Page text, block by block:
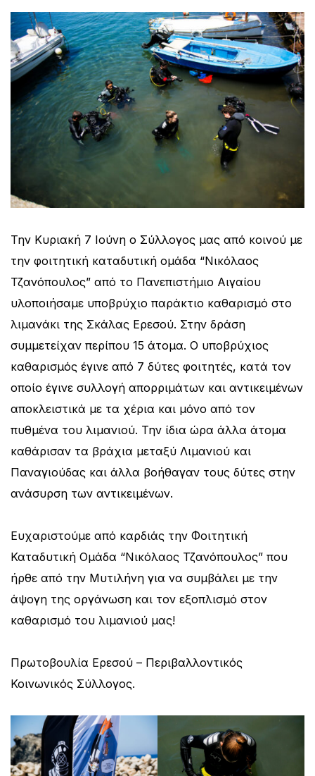
Την Κυριακή 7 Ιούνη ο Σύλλογος μας από κοινού με
την φοιτητική καταδυτική ομάδα “Νικόλαος
Τζανόπουλος” από το Πανεπιστήμιο Αιγαίου
υλοποιήσαμε υποβρύχιο παράκτιο καθαρισμό στο
λιμανάκι της Σκάλας Ερεσού. Στην δράση
συμμετείχαν περίπου 15 άτομα. Ο υποβρύχιος
καθαρισμός έγινε από 7 δύτες φοιτητές, κατά τον
οποίο έγινε συλλογή απορριμάτων και αντικειμένων
αποκλειστικά με τα χέρια και μόνο από τον
πυθμένα του λιμανιού. Την ίδια ώρα άλλα άτομα
καθάρισαν τα βράχια μεταξύ Λιμανιού και
Παναγιούδας και άλλα βοήθαγαν τους δύτες στην
ανάσυρση των αντικειμένων.
Ευχαριστούμε από καρδιάς την Φοιτητική
Καταδυτική Ομάδα “Νικόλαος Τζανόπουλος” που
ήρθε από την Μυτιλήνη για να συμβάλει με την
άψογη της οργάνωση και τον εξοπλισμό στον
καθαρισμό του λιμανιού μας!
Πρωτοβουλία Ερεσού – Περιβαλλοντικός
Κοινωνικός Σύλλογος.